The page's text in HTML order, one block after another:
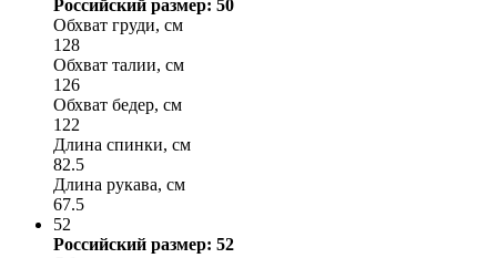
Российский размер: 50
Обхват груди, см
128
Обхват талии, см
126
Обхват бедер, см
122
Длина спинки, см
82.5
Длина рукава, см
67.5
52
Российский размер: 52